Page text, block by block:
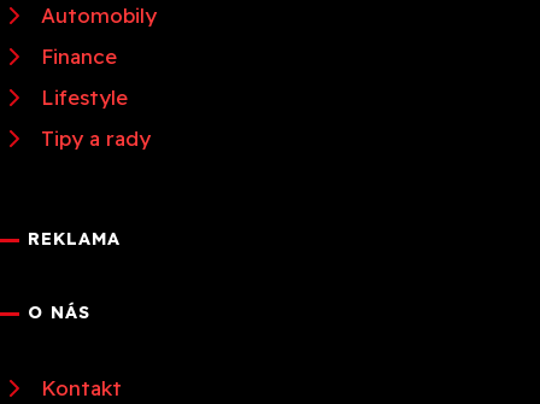
Automobily
Finance
Lifestyle
Tipy a rady
REKLAMA
O NÁS
Kontakt